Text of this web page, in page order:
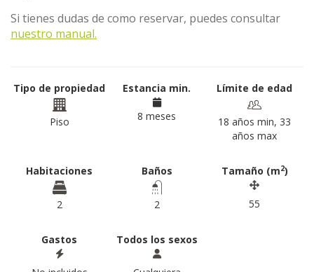
Si tienes dudas de como reservar, puedes consultar
nuestro manual.
Tipo de propiedad
Piso
Estancia min.
8 meses
Límite de edad
18 años min, 33
años max
Habitaciones
2
Baños
2
Tamaño (m2)
55
Gastos Todos los sexos